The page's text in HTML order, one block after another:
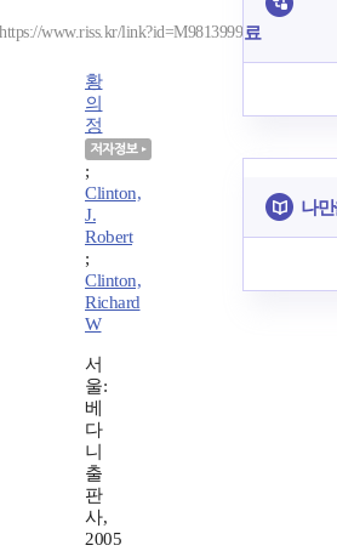
https://www.riss.kr/link?id=M9813999
황
의
정
;
Clinton,
J.
Robert
;
Clinton,
Richard
W
서
울:
베
다
니
출
판
사,
2005
료
나